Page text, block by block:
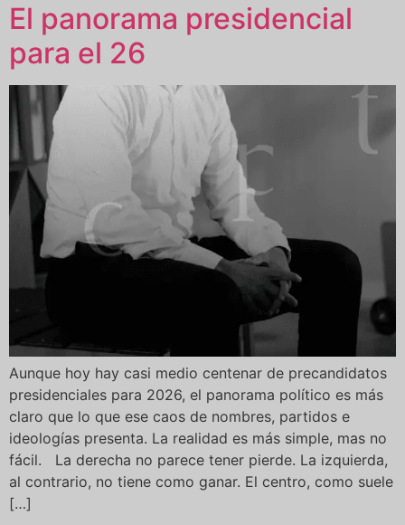
El panorama presidencial
para el 26
Aunque hoy hay casi medio centenar de precandidatos
presidenciales para 2026, el panorama político es más
claro que lo que ese caos de nombres, partidos e
ideologías presenta. La realidad es más simple, mas no
fácil. La derecha no parece tener pierde. La izquierda,
al contrario, no tiene como ganar. El centro, como suele
[…]